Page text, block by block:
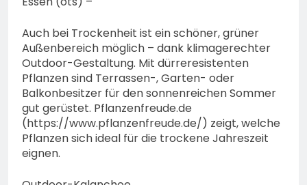
Auch bei Trockenheit ist ein schöner, grüner
Außenbereich möglich – dank klimagerechter
Outdoor-Gestaltung. Mit dürreresistenten
Pflanzen sind Terrassen-, Garten- oder
Balkonbesitzer für den sonnenreichen Sommer
gut gerüstet. Pflanzenfreude.de
(https://www.pflanzenfreude.de/) zeigt, welche
Pflanzen sich ideal für die trockene Jahreszeit
eignen.